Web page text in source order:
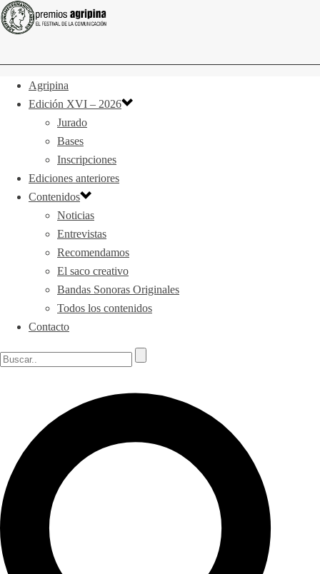
Agripina
Edición XVI – 2026
Jurado
Bases
Inscripciones
Ediciones anteriores
Contenidos
Noticias
Entrevistas
Recomendamos
El saco creativo
Bandas Sonoras Originales
Todos los contenidos
Contacto